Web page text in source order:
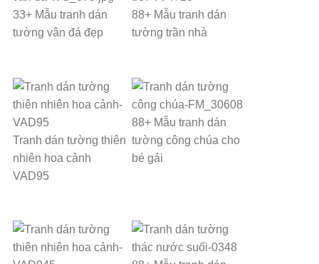
33+ Mẫu tranh dán
tường vân đá đẹp
88+ Mẫu tranh dán
tường trần nhà
Tranh dán tường thiên
nhiên hoa cảnh
VAD95
88+ Mẫu tranh dán
tường công chúa cho
bé gái